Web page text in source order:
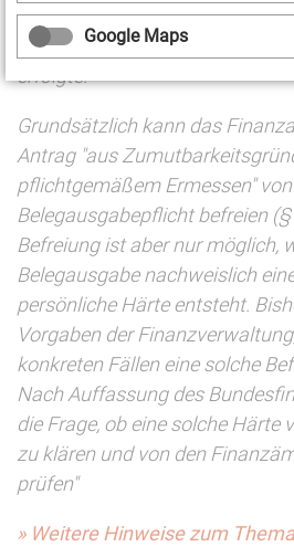
Gemeinnützigkeit führen, weil
Nachweis über die
erfolgte.
Grundsätzlich kann das
Antrag "aus
pflichtgemäßem Ermessen"
Belegausgabepflicht befreien (§
Befreiung ist aber nur möglich,
Belegausgabe nachweislich
persönliche Härte entsteht.
Vorgaben der
konkreten Fällen eine solche
Nach Auffassung des
die Frage, ob eine solche Härte
zu klären und von den
prüfen"
» Weitere Hinweise zum
Google Maps